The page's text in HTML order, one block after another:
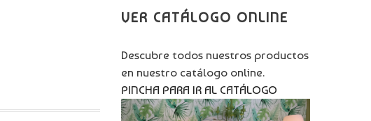
VER CATÁLOGO ONLINE
Descubre todos nuestros productos
en nuestro catálogo online.
PINCHA PARA IR AL CATÁLOGO